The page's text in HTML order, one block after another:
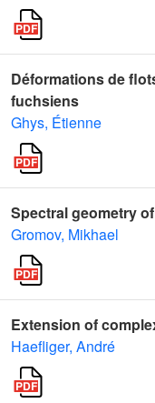
Déformations de
fuchsiens
Ghys, Étienne
Spectral geometry
Gromov, Mikhael
Extension of
Haefliger, André